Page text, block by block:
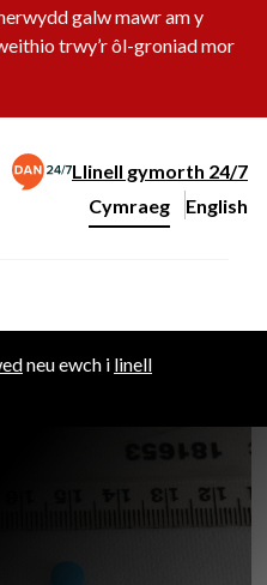
pwysiggalw mawr am y
trwy’r ôl-groniad mor
Llinell gymorth 24/7
Newid iaith y wefan
Cymraeg English
–
neu ewch i linell